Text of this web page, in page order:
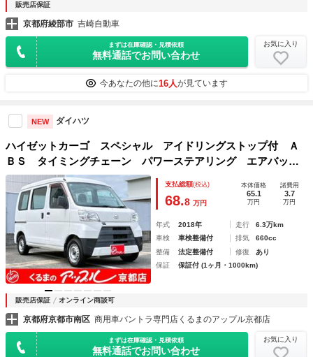
販売店保証
京都府綾部市 吉崎自動車
まずは在庫確認・見積依頼
無料通話でお問い合わせ
お気に入り
今あなたの他に16人が見ています
NEW ダイハツ
ハイゼットカーゴ スペシャル アイドリングストップ付 Ａ
ＢＳ タイミングチェーン パワーステアリング エアバッ
ク エアコン 走行距離６３４００ｋｍ 軽バン 軽箱 ハイ
ルーフ 積載量３５０ｋｇ 乗車定員４名
支払総額(税込)
68.8 万円
本体価格
65.1
万円
諸費用
3.7
万円
年式 2018年 走行
6.3万km
車検
車検整備付 排気
660cc
整備
法定整備付 修復
あり
保証
保証付 (1ヶ月・1000km)
販売店保証 オンライン商談可
京都府京都市南区 商用車バントラ専門店くるまのアップル京都店
まずは在庫確認・見積依頼
無料通話でお問い合わせ
お気に入り